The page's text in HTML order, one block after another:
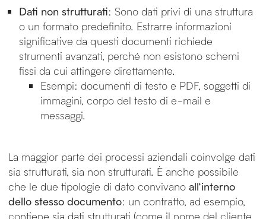
Dati non strutturati: Sono dati privi di una struttura
o un formato predefinito. Estrarre informazioni
significative da questi documenti richiede
strumenti avanzati, perché non esistono schemi
fissi da cui attingere direttamente.
Esempi: documenti di testo e PDF, soggetti di
immagini, corpo del testo di e-mail e
messaggi.
La maggior parte dei processi aziendali coinvolge dati
sia strutturati, sia non strutturati. È anche possibile
che le due tipologie di dato convivanoall’interno
dello stesso documento: un contratto, ad esempio,
contiene sia dati strutturati (come il nome del cliente